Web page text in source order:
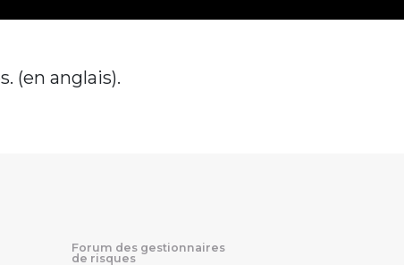
(en anglais).
Forum des gestionnaires
de risques